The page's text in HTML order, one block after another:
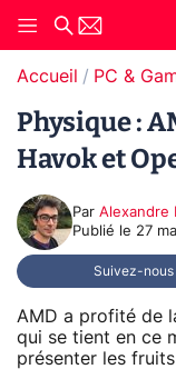
Accueil PC &
Physique :
Havok et
Par Alexandre
Publié le 27
Suivez-nous
AMD a profité de
qui se tient en ce
présenter les